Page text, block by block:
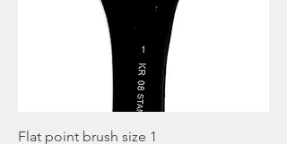
Flat point brush size 1